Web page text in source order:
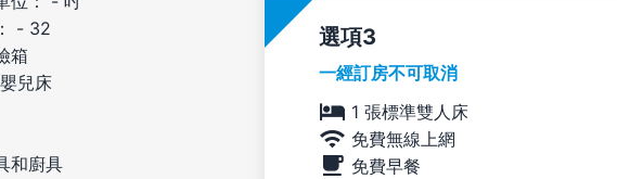
選項
一經訂房不可取消
1 張標準雙人床
免費無線上網
免費早餐
- 32
箱
兒床
和廚具